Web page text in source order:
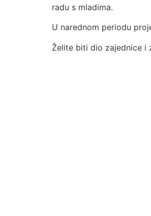
radu s mladima.
U narednom periodu
Želite biti dio zajednice i